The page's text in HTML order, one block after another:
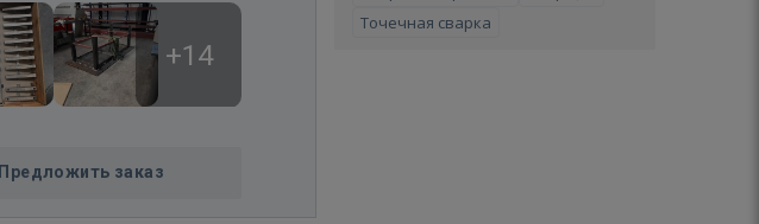
+14
Предложить заказ
Точечная сварка